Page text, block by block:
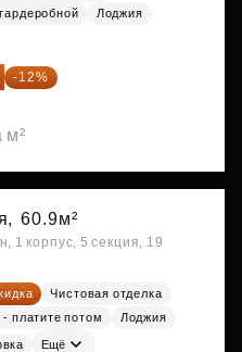
Лоджия
-12%
м²
60.9м²
1 корпус, 5 секция, 19
Чистовая отделка
платите потом
Лоджия
Ещё